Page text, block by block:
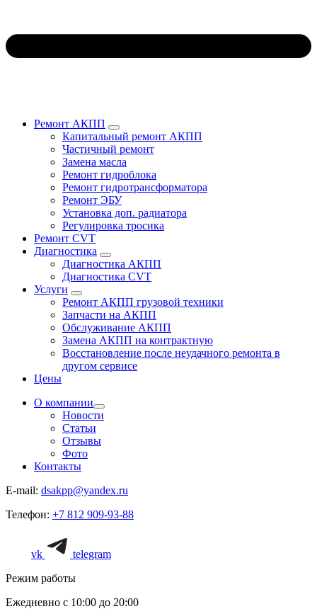
Ремонт АКПП
Капитальный ремонт АКПП
Частичный ремонт
Замена масла
Ремонт гидроблока
Ремонт гидротрансформатора
Ремонт ЭБУ
Установка доп. радиатора
Регулировка тросика
Ремонт CVT
Диагностика
Диагностика АКПП
Диагностика CVT
Услуги
Ремонт АКПП грузовой техники
Запчасти на АКПП
Обслуживание АКПП
Замена АКПП на контрактную
Восстановление после неудачного ремонта в
другом сервисе
Цены
О компании
Новости
Статьи
Отзывы
Фото
Контакты
E-mail: dsakpp@yandex.ru
Телефон: +7 812 909-93-88
vk
telegram
Режим работы
Ежедневно с 10:00 до 20:00